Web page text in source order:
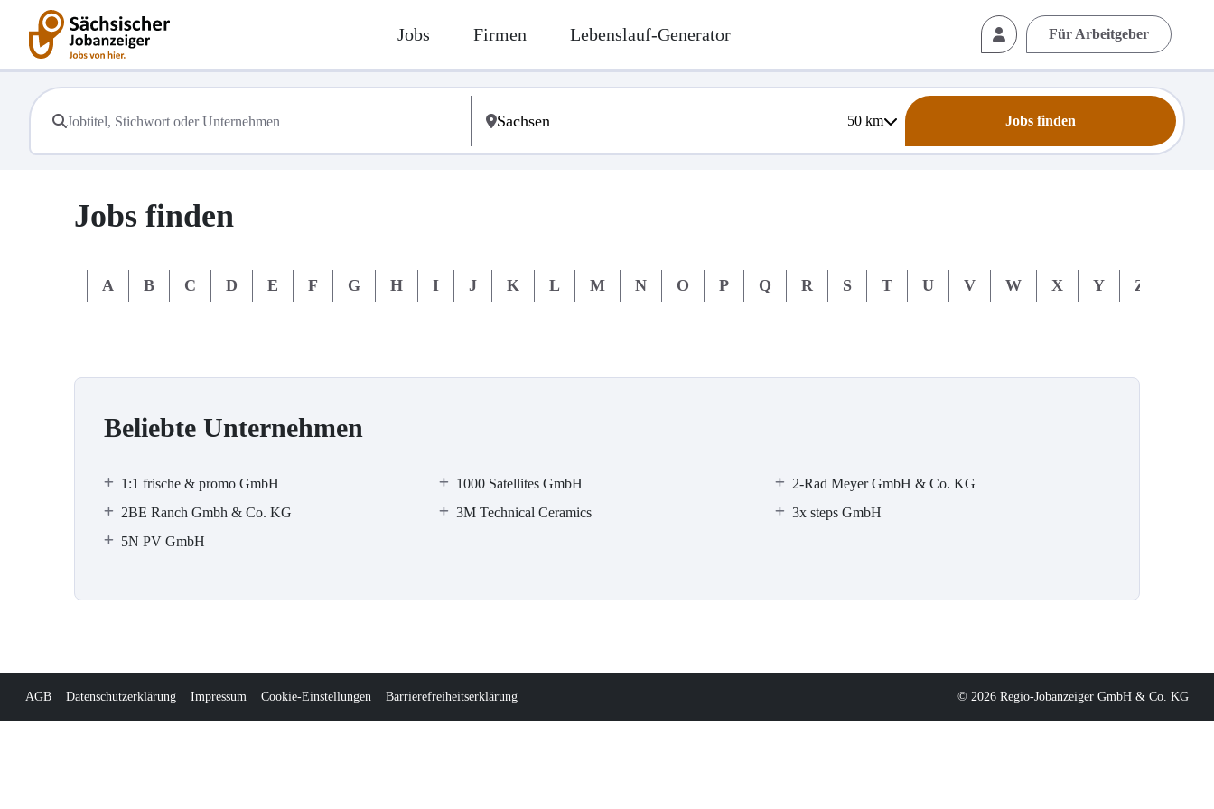
Jobs Firmen Lebenslauf-Generator Für Arbeitgeber
50km Jobs finden
Jobs finden
A B C D E F G H I J K L M N O P Q R S T U V W X Y Z
Beliebte Unternehmen
1:1 frische & promo GmbH 1000 Satellites GmbH
2-Rad Meyer GmbH & Co. KG
2BE Ranch Gmbh & Co. KG
3M Technical Ceramics
3x steps GmbH
5N PV GmbH
AGB Datenschutzerklärung Impressum Cookie-Einstellungen Barrierefreiheitserklärung © 2026 Regio-Jobanzeiger GmbH & Co. KG